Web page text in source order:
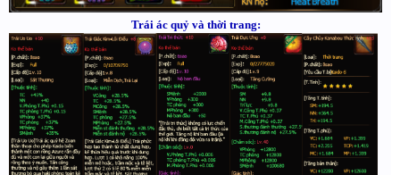
Trái ác quỷ và thời trang: